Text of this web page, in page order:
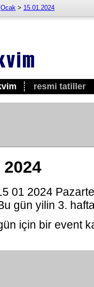
resmi tatiller
Ocak > 15.01.2024
2024
01 2024
gün yilin 3.
için bir event